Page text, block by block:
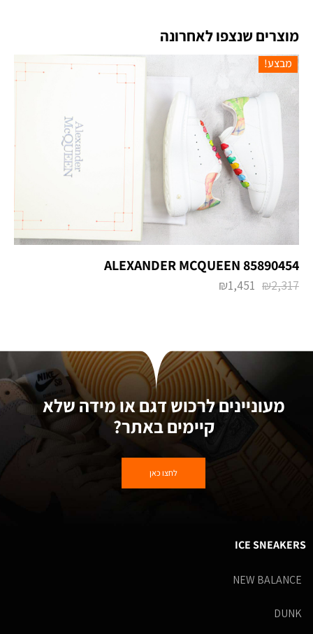
מוצרים שנצפו לאחרונה
מבצע!
ALEXANDER MCQUEEN 85890454
₪2,317
₪1,451
מעוניינים לרכוש דגם או מידה שלא
קיימים באתר?
לחצו כאן
ICE SNEAKERS
NEW BALANCE
DUNK